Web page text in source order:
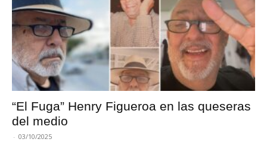
“El Fuga” Henry Figueroa en las queseras
del medio
- 03/10/2025